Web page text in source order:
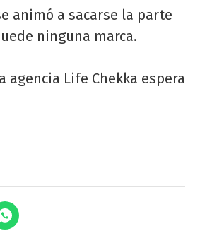
animó a sacarse la parte
ninguna marca.
agencia Life Chekka espera